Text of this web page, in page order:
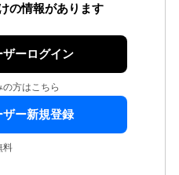
の情報があります
ザーログイン
方はこちら
ザー新規登録
料